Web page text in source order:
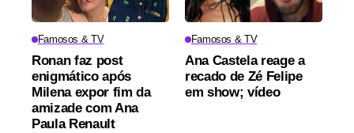
Famosos & TV
Ronan faz post
enigmático após
Milena expor fim da
amizade com Ana
Paula Renault
Famosos & TV
Ana Castela reage a
recado de Zé Felipe
em show; vídeo